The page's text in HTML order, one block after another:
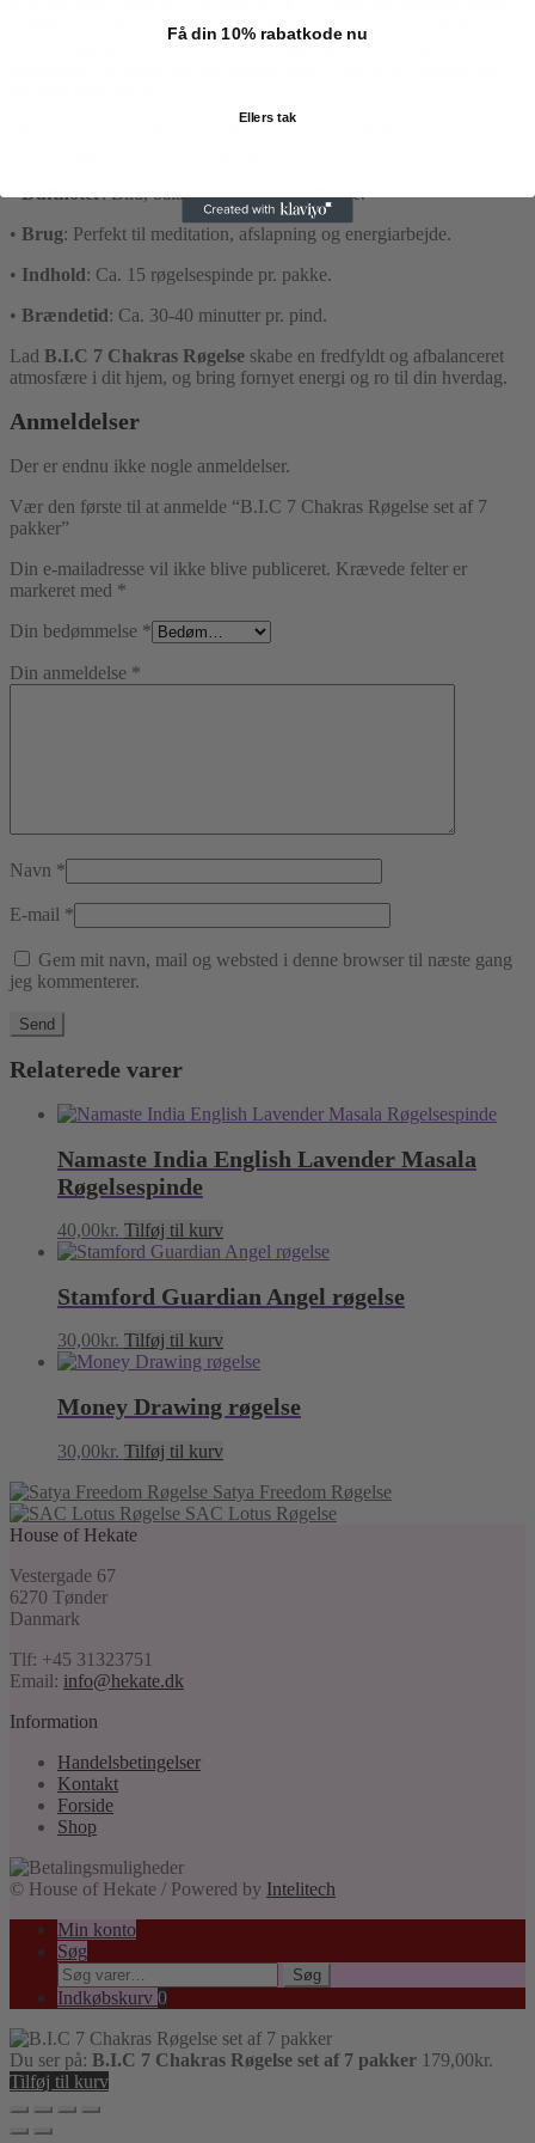
at støtte energistrømmen gennem de syv chakraer. Hver røgelsespind
•Duftnoter: Blid, balancerende og opløftende.
• Brug: Perfekt til meditation, afslapning og energiarbejde.
• Indhold: Ca. 15 røgelsespinde pr. pakke.
• Brændetid: Ca. 30-40 minutter pr. pind.
Lad B.I.C 7 Chakras Røgelse skabe en fredfyldt og afbalanceret
atmosfære i dit hjem, og bring fornyet energi og ro til din hverdag.
Anmeldelser
Der er endnu ikke nogle anmeldelser.
Vær den første til at anmelde “B.I.C 7 Chakras Røgelse set af 7
pakker”
Din e-mailadresse vil ikke blive publiceret. Krævede felter er
markeret med *
Din bedømmelse *
Din anmeldelse *
Navn *
E-mail *
Gem mit navn, mail og websted i denne browser til næste gang
jeg kommenterer.
Relaterede varer
Namaste India English Lavender Masala
Røgelsespinde
40,00kr. Tilføj til kurv
Stamford Guardian Angel røgelse
30,00kr. Tilføj til kurv
Money Drawing røgelse
30,00kr. Tilføj til kurv
Satya Freedom Røgelse
SAC Lotus Røgelse
House of Hekate
Vestergade 67
6270 Tønder
Danmark
Tlf: +45 31323751
Email: info@hekate.dk
Information
Handelsbetingelser
Kontakt
Forside
Shop
© House of Hekate / Powered by Intelitech
Min konto
Søg
Søg
efter:
Søg
Indkøbskurv 0
Du ser på: B.I.C 7 Chakras Røgelse set af 7 pakker 179,00kr.
Tilføj til kurv
Få din 10% rabatkode nu
Ellers tak